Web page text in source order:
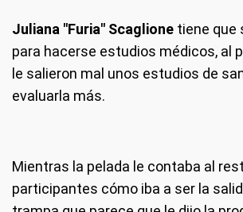
Juliana "Furia" Scaglione tiene que
para hacerse estudios médicos, al
le salieron mal unos estudios de
evaluarla más.
Mientras la pelada le contaba al
participantes cómo iba a ser la